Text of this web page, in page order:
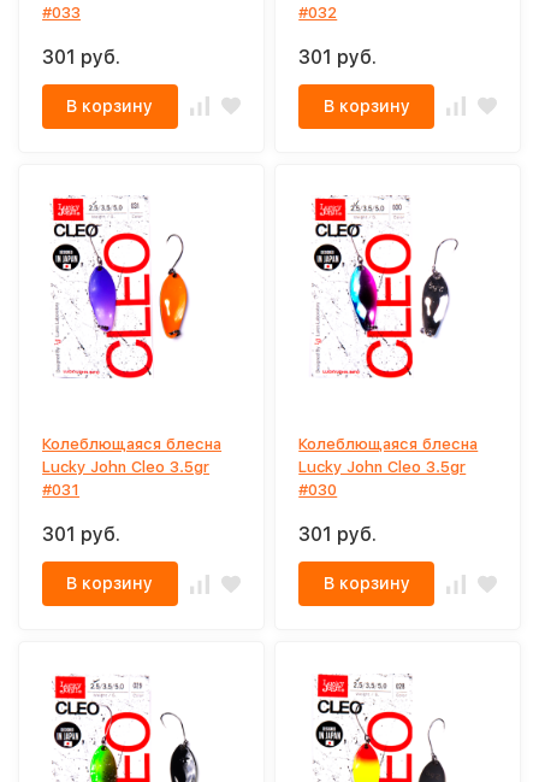
#033
301 руб.
В корзину
#032
301 руб.
В корзину
Колеблющаяся блесна
Lucky John Cleo 3.5gr
#031
301 руб.
В корзину
Колеблющаяся блесна
Lucky John Cleo 3.5gr
#030
301 руб.
В корзину